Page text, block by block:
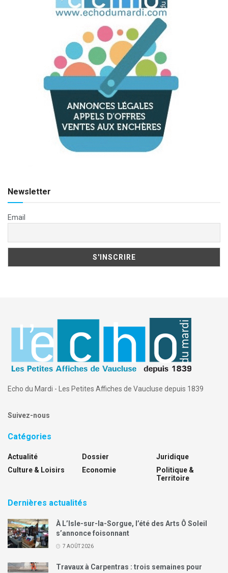
Newsletter
Email
Echo du Mardi - Les Petites Affiches de Vaucluse depuis 1839
Suivez-nous
Catégories
Actualité
Culture & Loisirs
Dossier
Economie
Juridique
Politique &
Territoire
Dernières actualités
À L’Isle-sur-la-Sorgue, l’été des Arts Ô Soleil
s’annonce foisonnant
7 AOÛT 2026
Travaux à Carpentras : trois semaines pour